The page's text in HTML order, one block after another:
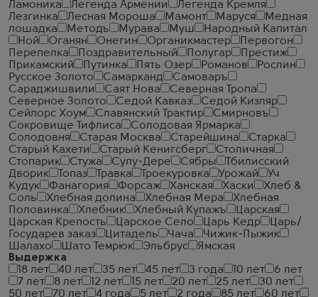
Ламоника
Легенда Армении
Легенда Кремля
Лезгинка
Лесная Мороша Мамонт Маруся
Медная
лошадка
Методъ Мурава Муш
Народный Капитал
Ной
Оганян Онегин Органикмастер
Первогон
Перепелка
Поздравительный Полугар
Престиж
Прикамский
Путинка Пять Озер Романов
Рослин
Русское Золото
Самарканд
Самоваръ
Сараджишвили
Саят Нова
Северная Тропа
Северное Золото
Седой Кавказ
Седой Кизляр
Сейлорс Хоум
Славянский Трактир
Смирновъ
Сокровище Тифлиса
Солодовая Ярмарка
Солодовня
Старая Москва Старейшина
Старка
Старый Кахети
Старый Кенигсберг
Столичная
Стопарик
Стужа Сулу-Дере Сябры
Тбилисский
Дворик
Топаз Травка Троекуровка Урожай
Уч
Кудук
Фанагория Форсаж Ханская Хаски
Хлеб &
Соль
Хлебная долина Хлебная Мера
Хлебная
Половинка
Хлебник Хлебный Купажъ
Царская
Царская Крепость
Царское Село Царь Кедр
Царь/
Государев заказ
Цитадель Чача
Чижик-Пыжик
Шалахо
Шато Темрюк Эльбрус
Ямская
Выдержка
18 лет
40 лет 35 лет 45 лет 3 года 10 лет
6 лет
7 лет
8 лет 12 лет 15 лет 20 лет 25 лет
30 лет
50 лет
70 лет 4 года 5 лет 2 года 85 лет
60 лет